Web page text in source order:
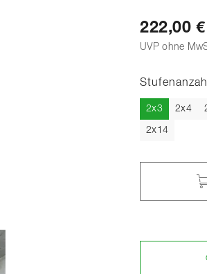
222,00 €
UVP ohne
Stufenanzahl
2x3Aktuell
2x4
2x14